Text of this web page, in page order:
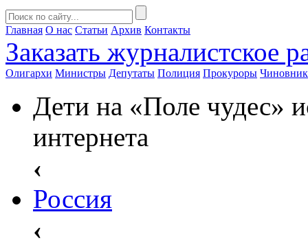
Главная О нас Статьи Архив Контакты
Заказать журналистское
Олигархи Министры Депутаты Полиция Прокуроры
Дети на «Поле чудес»
интернета
‹
Россия
‹